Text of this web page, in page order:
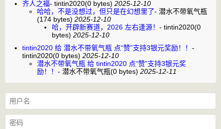
齐人之福- tintin2020(0 bytes) 2025-12-10
哈哈，不是没想过，但只是在幻想里了- 潜水不带氧气瓶
(174 bytes) 2025-12-10
哈，开辟新赛道，2026 左右逢源！ - tintin2020(0
bytes) 2025-12-10
tintin2020 给 潜水不带氧气瓶 点“赞”支持3银元奖励！！ -
tintin2020(0 bytes) 2025-12-10
潜水不带氧气瓶 给 tintin2020 点“赞”支持3银元奖
励！！ - 潜水不带氧气瓶(0 bytes) 2025-12-11